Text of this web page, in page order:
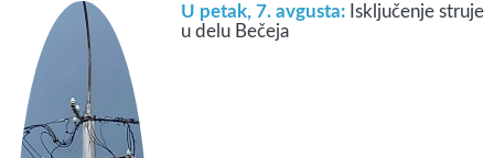
U petak, 7. avgusta: Isključenje struje
u delu Bečeja